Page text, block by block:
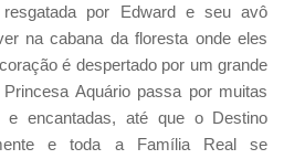
por Edward e seu avô
na cabana da floresta onde eles
é despertado por um grande
Aquário passa por muitas
e encantadas, até que o Destino
e toda a Família Real se